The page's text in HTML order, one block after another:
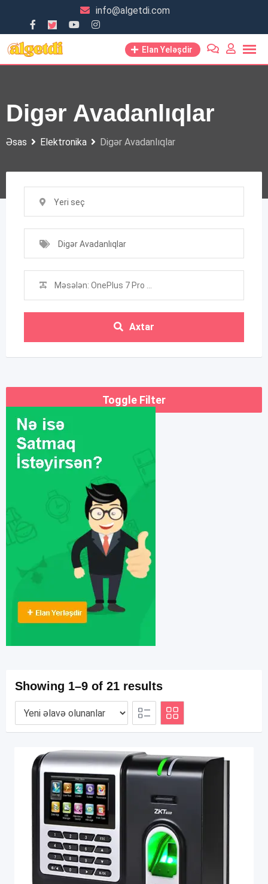
content
info@algetdi.com
Elan Yeləşdir
Digər Avadanlıqlar
Əsas Elektronika Digər Avadanlıqlar
Yeri seç
Digər Avadanlıqlar
Axtar
Toggle Filter
Showing 1–9 of 21 results